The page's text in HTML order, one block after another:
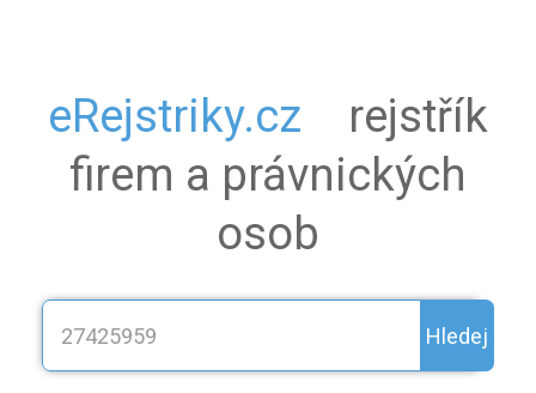
eRejstriky.cz
rejstřík
firem a právnických
osob
Hledej